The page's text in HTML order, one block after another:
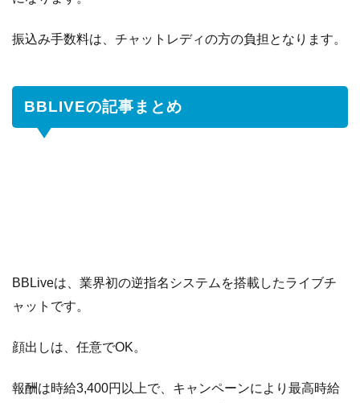
振込み手数料は、チャットレディの方の負担となります。
BBLIVEの記事まとめ
BBLiveは、業界初の逆指名システムを搭載したライブチ
ャットです。
顔出しは、任意でOK。
報酬は時給3,400円以上で、キャンペーンにより最高時給